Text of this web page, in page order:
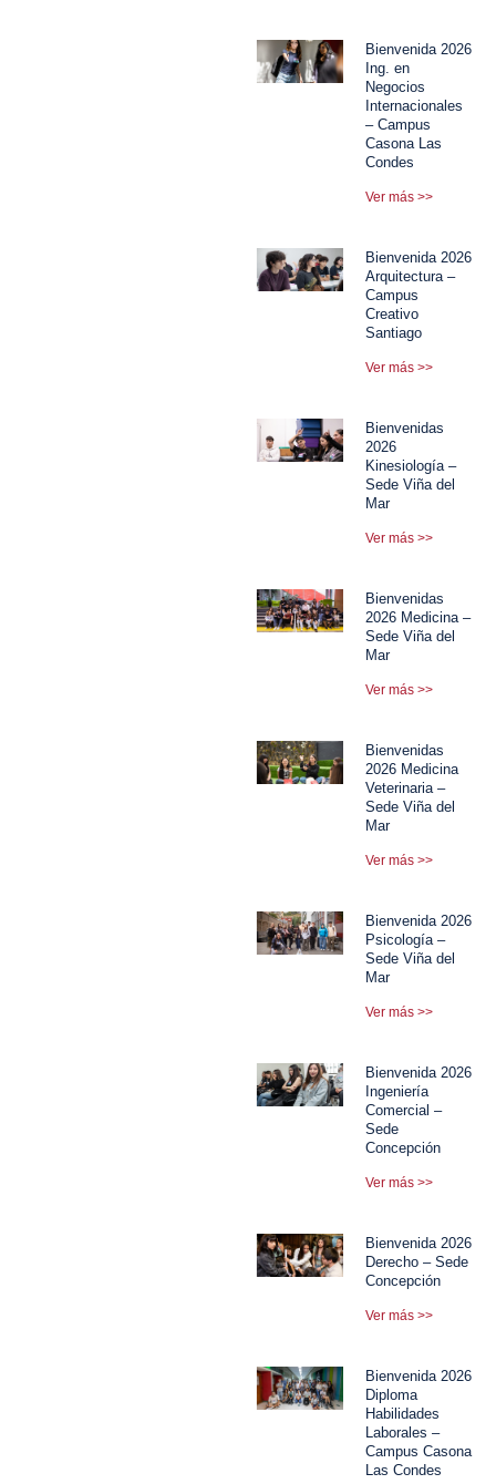
Bienvenida 2026
Ing. en
Negocios
Internacionales
– Campus
Casona Las
Condes
Ver más >>
Bienvenida 2026
Arquitectura –
Campus
Creativo
Santiago
Ver más >>
Bienvenidas
2026
Kinesiología –
Sede Viña del
Mar
Ver más >>
Bienvenidas
2026 Medicina –
Sede Viña del
Mar
Ver más >>
Bienvenidas
2026 Medicina
Veterinaria –
Sede Viña del
Mar
Ver más >>
Bienvenida 2026
Psicología –
Sede Viña del
Mar
Ver más >>
Bienvenida 2026
Ingeniería
Comercial –
Sede
Concepción
Ver más >>
Bienvenida 2026
Derecho – Sede
Concepción
Ver más >>
Bienvenida 2026
Diploma
Habilidades
Laborales –
Campus Casona
Las Condes